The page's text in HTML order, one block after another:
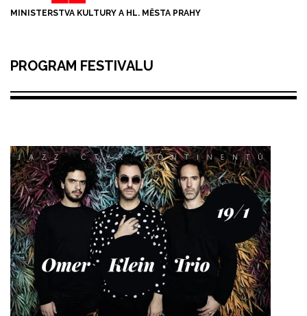
MINISTERSTVA KULTURY A HL. MĚSTA PRAHY
PROGRAM FESTIVALU